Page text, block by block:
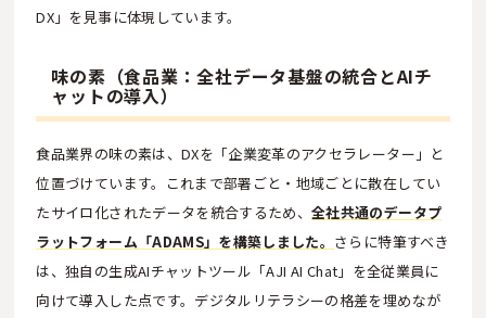
DX」を見事に体現しています。
味の素（食品業：全社データ基盤の統合とAIチ
ャットの導入）
食品業界の味の素は、DXを「企業変革のアクセラレーター」と
位置づけています。これまで部署ごと・地域ごとに散在してい
たサイロ化されたデータを統合するため、全社共通のデータプ
ラットフォーム「ADAMS」を構築しました。 さらに特筆すべき
は、独自の生成AIチャットツール「AJI AI Chat」を全従業員に
向けて導入した点です。デジタルリテラシーの格差を埋めなが